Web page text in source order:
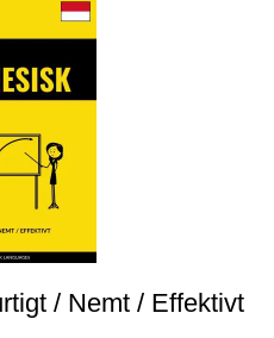
/ Nemt / Effektivt